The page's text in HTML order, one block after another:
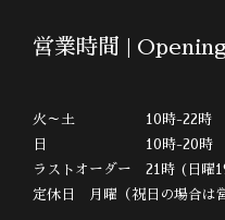
営業時間 |
火～土 10時-22時
日 10時-20時
ラストオーダー 21時 (日曜
定休日 月曜（祝日の場合は